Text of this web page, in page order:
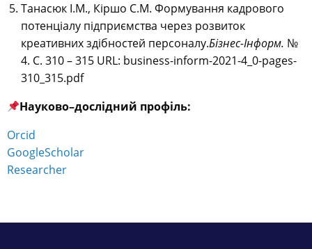
Танасюк І.М., Кіршо С.М. Формування кадрового
потенціалу підприємства через розвиток
креативних здібностей персоналу.Бізнес-Інформ. №
4. С. 310 – 315 URL: business-inform-2021-4_0-pages-
310_315.pdf
Науково–дослідний профіль:
Orcid
GoogleScholar
Researcher